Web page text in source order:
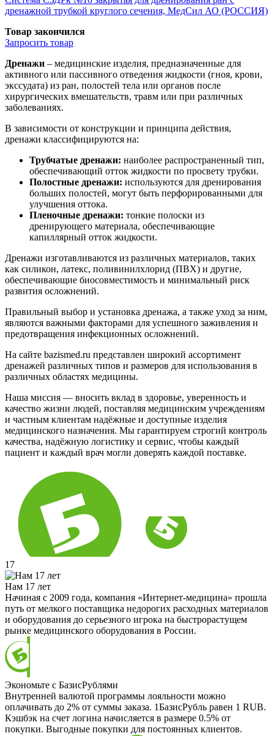
дренажной трубкой круглого сечения, МедСил АО (РОССИЯ)
Товар закончился
Запросить товар
Дренажи – медицинские изделия, предназначенные для
активного или пассивного отведения жидкости (гноя, крови,
экссудата) из ран, полостей тела или органов после
хирургических вмешательств, травм или при различных
заболеваниях.
В зависимости от конструкции и принципа действия,
дренажи классифицируются на:
Трубчатые дренажи: наиболее распространенный тип,
обеспечивающий отток жидкости по просвету трубки.
Полостные дренажи: используются для дренирования
больших полостей, могут быть перфорированными для
улучшения оттока.
Пленочные дренажи: тонкие полоски из
дренирующего материала, обеспечивающие
капиллярный отток жидкости.
Дренажи изготавливаются из различных материалов, таких
как силикон, латекс, поливинилхлорид (ПВХ) и другие,
обеспечивающие биосовместимость и минимальный риск
развития осложнений.
Правильный выбор и установка дренажа, а также уход за ним,
являются важными факторами для успешного заживления и
предотвращения инфекционных осложнений.
На сайте bazismed.ru представлен широкий ассортимент
дренажей различных типов и размеров для использования в
различных областях медицины.
Наша миссия — вносить вклад в здоровье, уверенность и
качество жизни людей, поставляя медицинским учреждениям
и частным клиентам надёжные и доступные изделия
медицинского назначения. Мы гарантируем строгий контроль
качества, надёжную логистику и сервис, чтобы каждый
пациент и каждый врач могли доверять каждой поставке.
17
Нам 17 лет
Начиная с 2009 года, компания «Интернет-медицина» прошла
путь от мелкого поставщика недорогих расходных материалов
и оборудования до серьезного игрока на быстрорастущем
рынке медицинского оборудования в России.
Экономьте с БазисРублями
Внутренней валютой программы лояльности можно
оплачивать до 2% от суммы заказа. 1БазисРубль равен 1 RUB.
Кэшбэк на счет логина начисляется в размере 0.5% от
покупки. Выгодные покупки для постоянных клиентов.